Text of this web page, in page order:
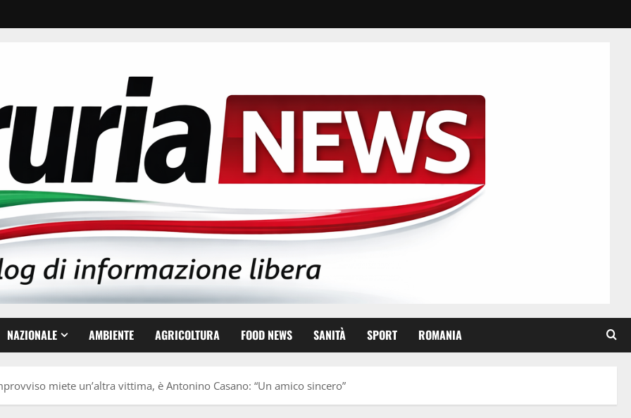
NAZIONALE AMBIENTE AGRICOLTURA FOOD NEWS SANITÀ SPORT ROMANIA
miete un’altra vittima, è Antonino Casano: “Un amico sincero”